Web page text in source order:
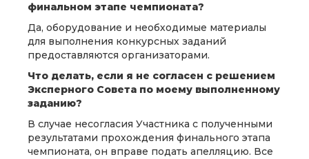
финальном этапе чемпионата?
Да, оборудование и необходимые материалы
для выполнения конкурсных заданий
предоставляются организаторами.
Что делать, если я не согласен с решением
Эксперного Совета по моему выполненному
заданию?
В случае несогласия Участника с полученными
результатами прохождения финального этапа
чемпионата, он вправе подать апелляцию. Все